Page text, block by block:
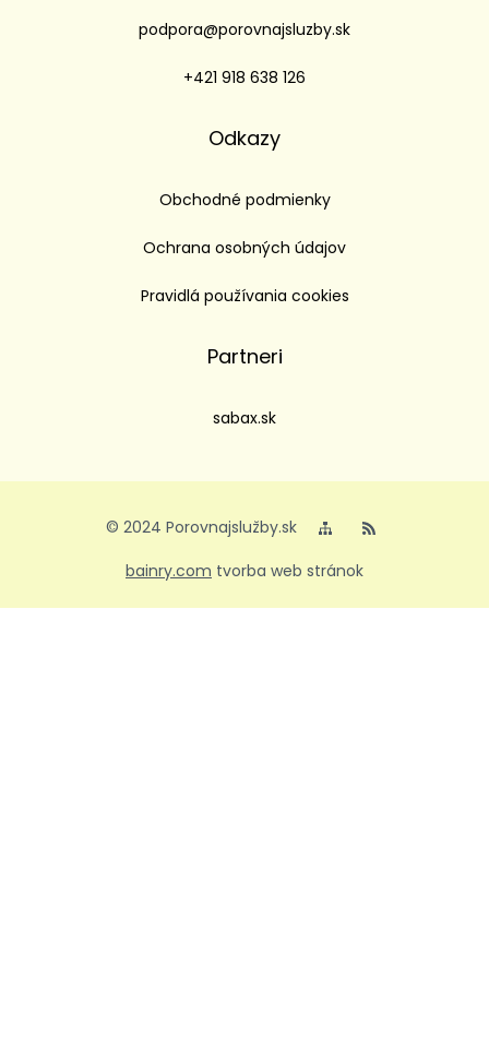
podpora@porovnajsluzby.sk
+421 918 638 126
Odkazy
Obchodné podmienky
Ochrana osobných údajov
Pravidlá používania cookies
Partneri
sabax.sk
© 2024 Porovnajslužby.sk
bainry.com tvorba web stránok